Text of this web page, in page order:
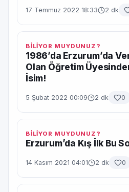
17 Temmuz 2022 18:33 2 dk
BİLİYOR MUYDUNUZ?
1986’da Erzurum’da
Olan Öğretim
İsim!
5 Şubat 2022 00:09 2 dk 0
BİLİYOR MUYDUNUZ?
Erzurum’da Kış İlk Bu
14 Kasım 2021 04:01 2 dk 0